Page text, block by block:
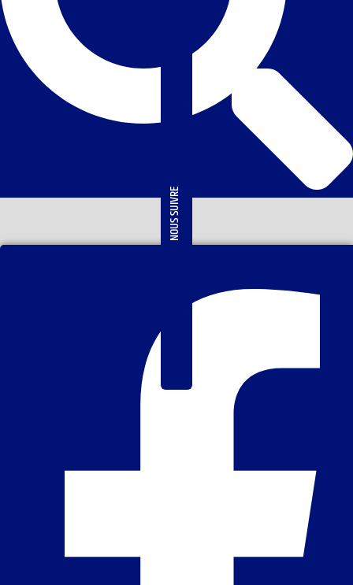
NOUS SUIVRE